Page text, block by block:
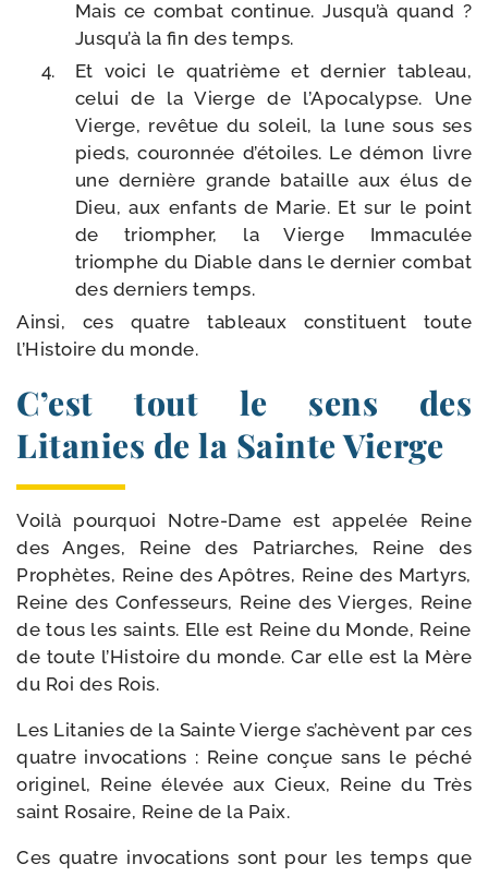
Mais ce com­bat conti­nue. Jusqu’à quand ?
Jusqu’à la fin des temps.
Et voi­ci le qua­trième et der­nier tableau,
celui de la Vierge de l’Apocalypse. Une
Vierge, revê­tue du soleil, la lune sous ses
pieds, cou­ron­née d’étoiles. Le démon livre
une der­nière grande bataille aux élus de
Dieu, aux enfants de Marie. Et sur le point
de triom­pher, la Vierge Immaculée
triomphe du Diable dans le der­nier com­bat
des der­niers temps.
Ainsi, ces quatre tableaux consti­tuent toute
l’Histoire du monde.
C’est tout le sens des
Litanies de la Sainte Vierge
Voilà pour­quoi Notre-​Dame est appe­lée Reine
des Anges, Reine des Patriarches, Reine des
Prophètes, Reine des Apôtres, Reine des Martyrs,
Reine des Confesseurs, Reine des Vierges, Reine
de tous les saints. Elle est Reine du Monde, Reine
de toute l’Histoire du monde. Car elle est la Mère
du Roi des Rois.
Les Litanies de la Sainte Vierge s’achèvent par ces
quatre invo­ca­tions : Reine conçue sans le péché
ori­gi­nel, Reine éle­vée aux Cieux, Reine du Très
saint Rosaire, Reine de la Paix.
Ces quatre invo­ca­tions sont pour les temps que